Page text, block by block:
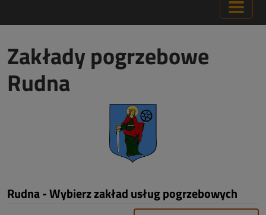
Zakłady pogrzebowe
Rudna
Rudna - Wybierz zakład usług pogrzebowych